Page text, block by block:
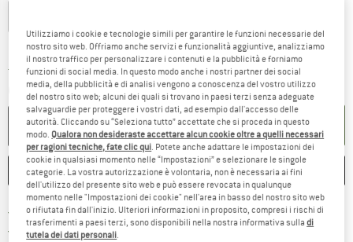
Guida alle taglie
Tempi di consegna: 3-5 giorni lavorativiIl link si apre in una casella
Quantità:
NEL CARRELLO
ANNOTA CONFRONTA
Porto franco da 69 € (IT)Qui trovi ulteriori informazioni sulle
100 giorni di diritto di recessoVai alla politica di recesso qui
Utilizziamo i cookie e tecnologie simili per garantire le funzioni necessarie del
nostro sito web. Offriamo anche servizi e funzionalità aggiuntive, analizziamo
il nostro traffico per personalizzare i contenuti e la pubblicità e forniamo
funzioni di social media. In questo modo anche i nostri partner dei social
media, della pubblicità e di analisi vengono a conoscenza del vostro utilizzo
del nostro sito web; alcuni dei quali si trovano in paesi terzi senza adeguate
salvaguardie per proteggere i vostri dati, ad esempio dall'accesso delle
autorità. Cliccando su “Seleziona tutto” accettate che si proceda in questo
modo. Qualora non desideraste accettare alcun cookie oltre a quelli necessari
per ragioni tecniche, fate clic qui. Potete anche adattare le impostazioni dei
cookie in qualsiasi momento nelle “Impostazioni” e selezionare le singole
categorie. La vostra autorizzazione è volontaria, non è necessaria ai fini
dell'utilizzo del presente sito web e può essere revocata in qualunque
momento nelle "Impostazioni dei cookie" nell'area in basso del nostro sito web
o rifiutata fin dall'inizio. Ulteriori informazioni in proposito, compresi i rischi di
trasferimenti a paesi terzi, sono disponibili nella nostra informativa sulladi
tutela dei dati personali.